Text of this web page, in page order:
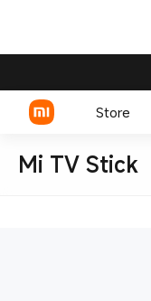
Store
Mi TV Stick